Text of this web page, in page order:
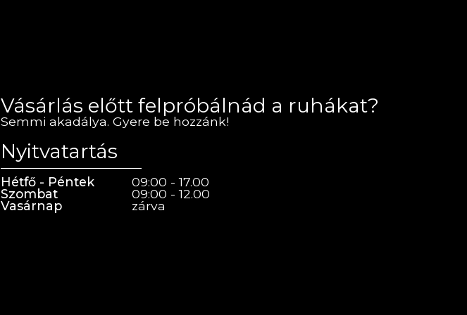
Vásárlás előtt felpróbálnád a ruhákat?
Semmi akadálya. Gyere be hozzánk!
Nyitvatartás
Hétfő - Péntek
09:00 - 17.00
Szombat
09:00 - 12.00
Vasárnap
zárva